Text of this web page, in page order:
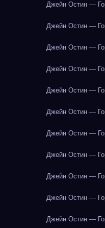
Джейн Остин —
Джейн Остин —
Джейн Остин —
Джейн Остин —
Джейн Остин —
Джейн Остин —
Джейн Остин —
Джейн Остин —
Джейн Остин —
Джейн Остин —
Джейн Остин —